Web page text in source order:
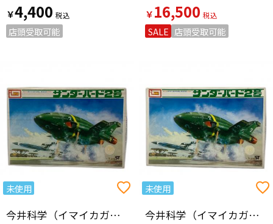
￥4,400
店頭受取可能
￥16,500
SALE 店頭受取可能
未使用
今井科学（イマイカガク）
未使用
今井科学（イマイカガク）